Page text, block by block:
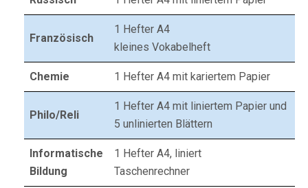
Französisch
1 Hefter A4
kleines Vokabelheft
Chemie 1 Hefter A4 mit kariertem Papier
Philo/Reli
1 Hefter A4 mit liniertem Papier und
5 unlinierten Blättern
Informatische
Bildung
1 Hefter A4, liniert
Taschenrechner